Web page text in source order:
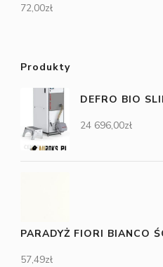
72,00zł
Produkty
DEFRO BIO
24 696,00zł
PARADYŻ FIORI BIANCO
57,49zł